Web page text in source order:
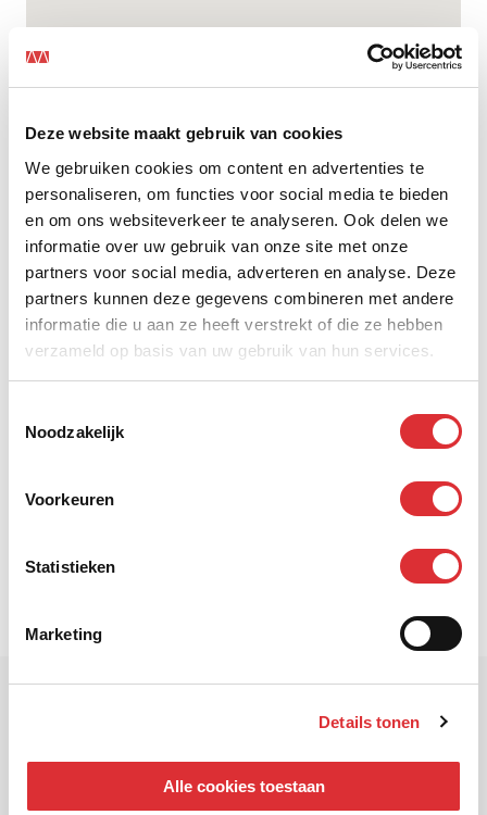
Deze website maakt gebruik van cookies
We gebruiken cookies om content en advertenties te
personaliseren, om functies voor social media te bieden
en om ons websiteverkeer te analyseren. Ook delen we
informatie over uw gebruik van onze site met onze
partners voor social media, adverteren en analyse. Deze
partners kunnen deze gegevens combineren met andere
informatie die u aan ze heeft verstrekt of die ze hebben
verzameld op basis van uw gebruik van hun services.
Noodzakelijk
Voorkeuren
Statistieken
Marketing
Details tonen
Alle cookies toestaan
Hoofdkantoor
Le Havre 1 5627 ST Eindhoven
info@mansveld.nl
040 259 11 11
Postadres
Contactformulier